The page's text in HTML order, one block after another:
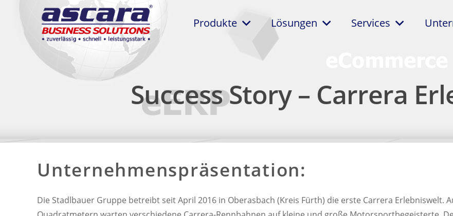
Produkte Lösungen Services
Success Story – Carrera
Unternehmenspräsentation:
Die Stadlbauer Gruppe betreibt seit April 2016 in Oberasbach (Kreis Fürth) die erste Carrera Erlebniswelt.